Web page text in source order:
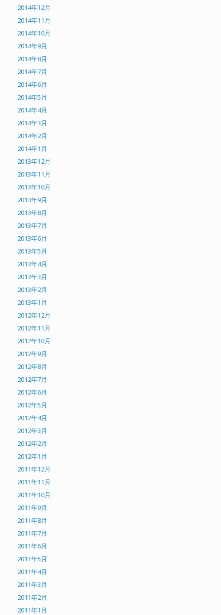
2014年12月
2014年11月
2014年10月
2014年9月
2014年8月
2014年7月
2014年6月
2014年5月
2014年4月
2014年3月
2014年2月
2014年1月
2013年12月
2013年11月
2013年10月
2013年9月
2013年8月
2013年7月
2013年6月
2013年5月
2013年4月
2013年3月
2013年2月
2013年1月
2012年12月
2012年11月
2012年10月
2012年9月
2012年8月
2012年7月
2012年6月
2012年5月
2012年4月
2012年3月
2012年2月
2012年1月
2011年12月
2011年11月
2011年10月
2011年9月
2011年8月
2011年7月
2011年6月
2011年5月
2011年4月
2011年3月
2011年2月
2011年1月